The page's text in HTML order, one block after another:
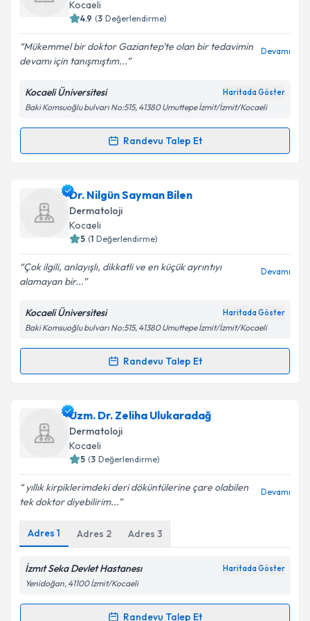
Kişisel verilerimin işlenmesine ilişkin
Aydınlatma
Metni'ni okudum ve kişisel verilerimin belirtilen
kapsamda işlenmesini kabul ediyorum.
Kocaeli
4.9 (3 Değerlendirme)
Mükemmel bir doktor Gaziantep’te olan bir tedavimin
devamı için tanışmıştım...
Devamı
Kocaeli Üniversitesi Haritada Göster
Baki Komsuoğlu bulvarı No:515, 41380 Umuttepe İzmit/İzmit/Kocaeli
Randevu Talep Et
Randevu Takvimi Talebi
Dr. Öğr. Üyesi Evren Odyakmaz Demirsoy
randevu takvimi talebi oluşturun. Size bu uzmandan
randevu almanız için bir takvim hazırlandığında e-
posta ile bilgilendireceğiz.
E-posta Adresiniz
Kişisel verilerimin işlenmesine ilişkinAydınlatma
Metni'ni okudum ve kişisel verilerimin belirtilen
kapsamda işlenmesini kabul ediyorum.
Dr. Nilgün Sayman Bilen
Dermatoloji
Kocaeli
5 (1 Değerlendirme)
Çok ilgili, anlayışlı, dikkatli ve en küçük ayrıntıyı
alamayan bir...
Devamı
Kocaeli Üniversitesi Haritada Göster
Baki Komsuoğlu bulvarı No:515, 41380 Umuttepe İzmit/İzmit/Kocaeli
Randevu Talep Et
Randevu Takvimi Talebi
Dr. Nilgün Sayman Bileniçin randevu takvimi talebi
oluşturun. Size bu uzmandan randevu almanız için bir
takvim hazırlandığında e-posta ile bilgilendireceğiz.
Kişisel verilerimin işlenmesine ilişkin
Metni'ni okudum ve kişisel verilerimin belirtilen
kapsamda işlenmesini kabul ediyorum.
Takvim Talebini Gönder
Uzm. Dr. Zeliha Ulukaradağ
Dermatoloji
Kocaeli
5 (3 Değerlendirme)
yıllık kirpiklerimdeki deri döküntülerine çare olabilen
tek doktor diyebilirim...
Devamı
Adres 1 Adres 2 Adres 3
İzmıt Seka Devlet Hastanesı Haritada Göster
Yenidoğan, 41100 İzmit/Kocaeli
Randevu Talep Et